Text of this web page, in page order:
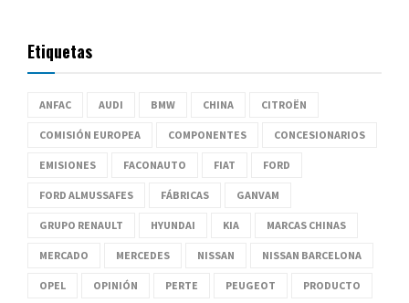
Etiquetas
ANFAC AUDI BMW CHINA CITROËN
COMISIÓN EUROPEA COMPONENTES CONCESIONARIOS
EMISIONES FACONAUTO FIAT FORD
FORD ALMUSSAFES FÁBRICAS GANVAM
GRUPO RENAULT HYUNDAI KIA MARCAS CHINAS
MERCADO MERCEDES NISSAN NISSAN BARCELONA
OPEL OPINIÓN PERTE PEUGEOT PRODUCTO